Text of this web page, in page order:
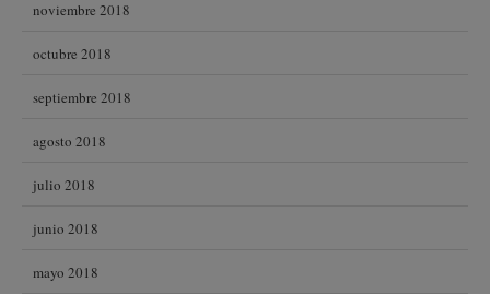
noviembre 2018
octubre 2018
septiembre 2018
agosto 2018
julio 2018
junio 2018
mayo 2018